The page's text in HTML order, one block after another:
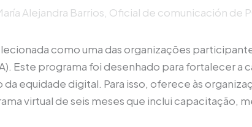
Alejandra Barrios, Oficial de comunicación de
como uma das organizações
Este programa foi desenhado para fortalecer a
equidade digital. Para isso, oferece às
virtual de seis meses que inclui capacitação,